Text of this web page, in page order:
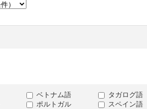
ベトナム語
タガログ語
ポルトガル
スペイン語